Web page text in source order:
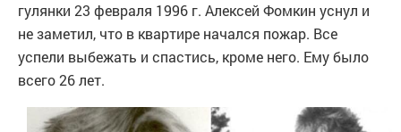
гулянки 23 февраля 1996 г. Алексей Фомкин уснул и
не заметил, что в квартире начался пожар. Все
успели выбежать и спастись, кроме него. Ему было
всего 26 лет.